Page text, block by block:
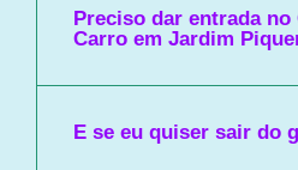
Preciso dar entrada
Carro em Jardim
E se eu quiser sair do